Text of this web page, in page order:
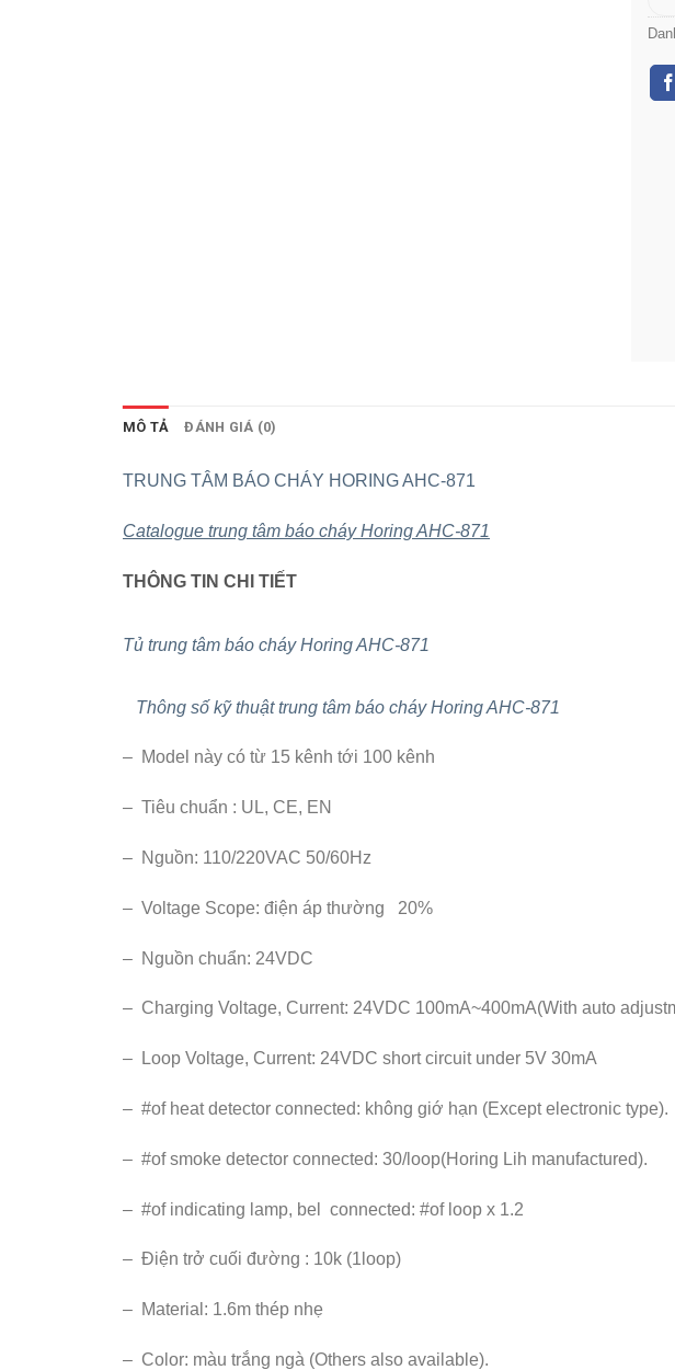
MÔ TẢ ĐÁNH GIÁ (0)
TRUNG TÂM BÁO CHÁY HORING AHC-871
Catalogue trung tâm báo cháy Horing AHC-871
THÔNG TIN CHI TIẾT
Tủ trung tâm báo cháy Horing AHC-871
Thông số kỹ thuật trung tâm báo cháy Horing AHC-871
– Model này có từ 15 kênh tới 100 kênh
– Tiêu chuẩn : UL, CE, EN
– Nguồn: 110/220VAC 50/60Hz
– Voltage Scope: điện áp thường 20%
– Nguồn chuẩn: 24VDC
– Charging Voltage, Current: 24VDC 100mA~400mA(With auto
– Loop Voltage, Current: 24VDC short circuit under 5V 30mA
– #of heat detector connected: không giớ hạn (Except electronic type).
– #of smoke detector connected: 30/loop(Horing Lih manufactured).
– #of indicating lamp, bel connected: #of loop x 1.2
– Điện trở cuối đường : 10k (1loop)
– Material: 1.6m thép nhẹ
– Color: màu trắng ngà (Others also available).